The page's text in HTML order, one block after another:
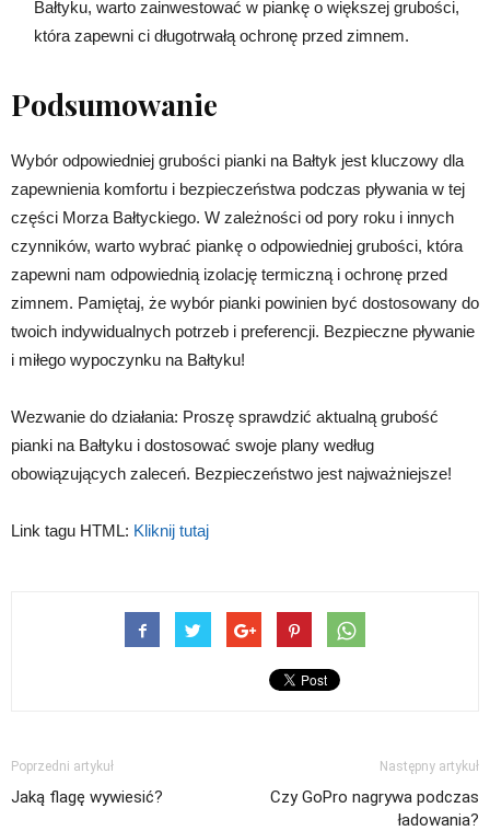
Bałtyku, warto zainwestować w piankę o większej grubości,
która zapewni ci długotrwałą ochronę przed zimnem.
Podsumowanie
Wybór odpowiedniej grubości pianki na Bałtyk jest kluczowy dla
zapewnienia komfortu i bezpieczeństwa podczas pływania w tej
części Morza Bałtyckiego. W zależności od pory roku i innych
czynników, warto wybrać piankę o odpowiedniej grubości, która
zapewni nam odpowiednią izolację termiczną i ochronę przed
zimnem. Pamiętaj, że wybór pianki powinien być dostosowany do
twoich indywidualnych potrzeb i preferencji. Bezpieczne pływanie
i miłego wypoczynku na Bałtyku!
Wezwanie do działania: Proszę sprawdzić aktualną grubość
pianki na Bałtyku i dostosować swoje plany według
obowiązujących zaleceń. Bezpieczeństwo jest najważniejsze!
Link tagu HTML: Kliknij tutaj
Poprzedni artykuł
Jaką flagę wywiesić?
Następny artykuł
Czy GoPro nagrywa podczas
ładowania?